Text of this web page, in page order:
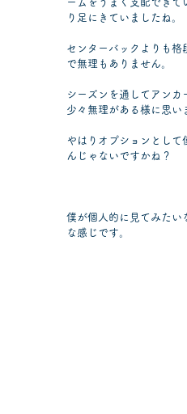
ームをうまく支配できて
り足にきていましたね。
センターバックよりも格
で無理もありません。
シーズンを通してアンカ
少々無理がある様に思い
やはりオプションとして
んじゃないですかね？
僕が個人的に見てみたい
な感じです。